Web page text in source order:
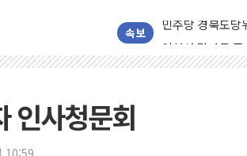
속보
인천서 말다툼
김민석, 강원·대
[속보] 민주, 경
인사청문회
10:59